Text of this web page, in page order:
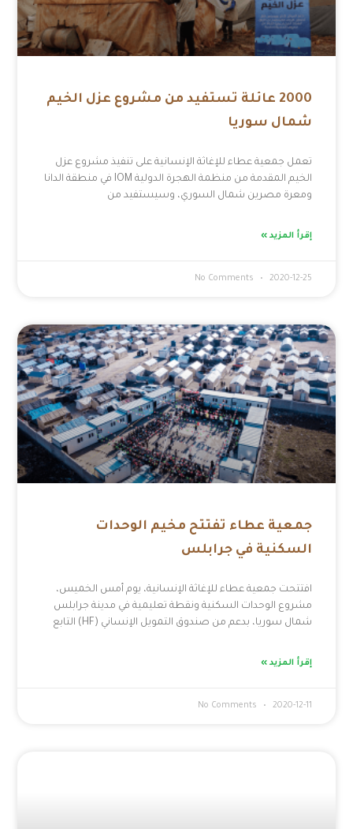
2000 عائلة تستفيد من مشروع عزل الخيم
شمال سوريا
تعمل جمعية عطاء للإغاثة الإنسانية على تنفيذ مشروع عزل
الخيم المقدمة من منظمة الهجرة الدولية IOM في منطقة الدانا
ومعرة مصرين شمال السوري، وسيستفيد من
إقرأ المزيد »
2020-12-25
جمعية عطاء تفتتح مخيم الوحدات
السكنية في جرابلس
افتتحت جمعية عطاء للإغاثة الإنسانية، يوم أمس الخميس،
مشروع الوحدات السكنية ونقطة تعليمية في مدينة جرابلس
شمال سوريا، بدعم من صندوق التمويل الإنساني (HF) التابع
إقرأ المزيد »
2020-12-11